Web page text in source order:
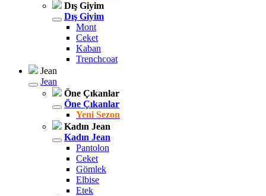
Dış Giyim
Dış Giyim
Mont
Ceket
Kaban
Trenchcoat
Jean
Jean
Öne Çıkanlar
Öne Çıkanlar
Yeni Sezon
Kadın Jean
Kadın Jean
Pantolon
Ceket
Gömlek
Elbise
Etek